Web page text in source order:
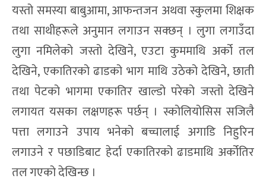
यस्तो समस्या बाबुआमा, आफन्तजन अथवा स्कुलमा शिक्षक
तथा साथीहरूले अनुमान लगाउन सक्छन् । लुगा लगाउँदा
लुगा नमिलेको जस्तो देखिने, एउटा कुममाथि अर्को तल
देखिने, एकातिरको ढाडको भाग माथि उठेको देखिने, छाती
तथा पेटको भागमा एकातिर खाल्डो परेको जस्तो देखिने
लगायत यसका लक्षणहरू पर्छन् । स्कोलियोसिस सजिलै
पत्ता लगाउने उपाय भनेको बच्चालाई अगाडि निहुरिन
लगाउने र पछाडिबाट हेर्दा एकातिरको ढाडमाथि अर्कोतिर
तल गएको देखिन्छ ।